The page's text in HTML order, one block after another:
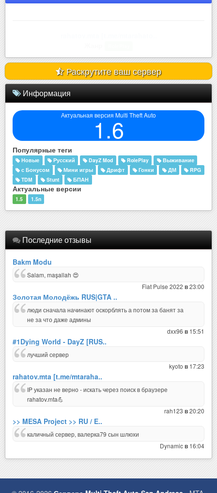
Раскрутите ваш сервер
Информация
Актуальная версия Multi Theft Auto
1.6
Популярные теги
Новые Русский DayZ Mod RolePlay
Выживание
с Бонусом
Мини игры Дрифт Гонки ДМ
RPG
TDM
Stunt БПАН
Актуальные версии
1.5 1.5n
Последние отзывы
Bakm Modu
Salam, maşallah 😍
Fiat Pulse 2022 в23:00
Золотая Молодёжь RUS|GTA ..
люди сначала начинают оскорблять а потом за банят за
не за что даже админы
dxx96 в 15:51
#1Dying World - DayZ [RUS..
лучший сервер
kyoto в 17:23
rahatov.mta [t.me/mtaraha..
IP указан не верно - искать через поиск в браузере
rahatov.mta💪
rah123 в20:20
>> MESA Project >> RU / E..
каличный сервер, валерка79 сын шлюхи
Dynamicв 16:04